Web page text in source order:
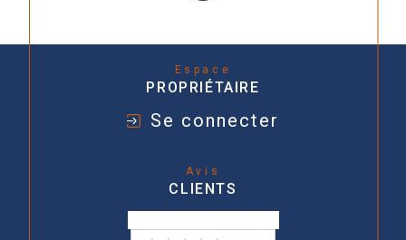
Espace
PROPRIÉTAIRE
Se connecter
Avis
CLIENTS